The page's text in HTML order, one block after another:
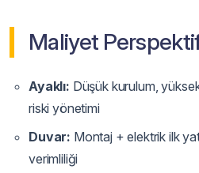
Maliyet
Ayaklı: Düşük kurulum,
riski yönetimi
Duvar: Montaj + elektrik ilk
verimliliği